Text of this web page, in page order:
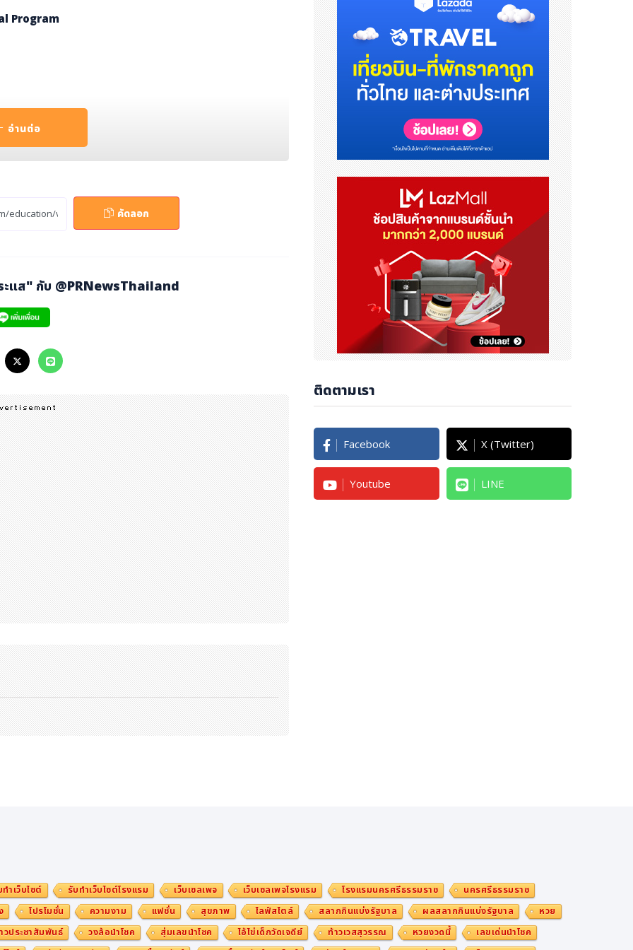
Program
สมัครคู่! ที่พักฟรีจนถึง ปี 2567นี้)
ช.ม.
อ่านต่อ
คัดลอก
ะแส" กับ @PRNewsThailand
ติดตามเรา
Facebook X (Twitter)
Youtube LINE
ทำเว็บไซต์ รับทำเว็บไซต์โรงแรม เว็บเซลเพจ เว็บเซลเพจโรงแรม โรงแรมนครศรีธรรมราช
นครศรีธรรมราช
โปรโมชั่น ความงาม แฟชั่น สุขภาพ ไลฟ์สไตล์ สลากกินแบ่งรัฐบาล ผลสลากกินแบ่งรัฐบาล
หวย
วประชาสัมพันธ์ วงล้อนำโชค สุ่มเลขนำโชค ไอ้ไข่เด็กวัดเจดีย์ ท้าวเวสสุวรรณ หวยงวดนี้
เลขเด่นนำโชค